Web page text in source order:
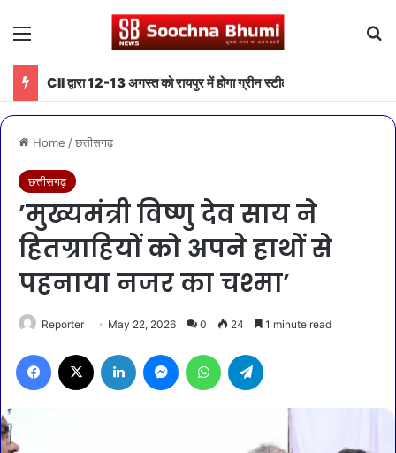
Menu
Home /छत्तीसगढ़
छत्तीसगढ़
’मुख्यमंत्री विष्णु देव साय ने
हितग्राहियों को अपने हाथों से
पहनाया नजर का चश्मा’
Reporter May 22, 2026 0 24 1 minute read
Facebook LinkedIn MessengerWhatsApp